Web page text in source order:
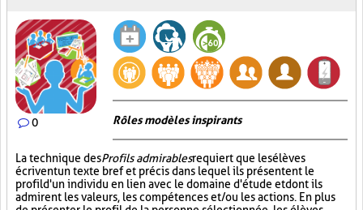
0 Rôles modèles inspirants
La technique desProfils admirablesrequiert que les élèves
écrivent un texte bref et précis dans lequel ils présentent le
profil d'un individu en lien avec le domaine d'étude et dont ils
admirent les valeurs, les compétences et/ou les actions. En plus